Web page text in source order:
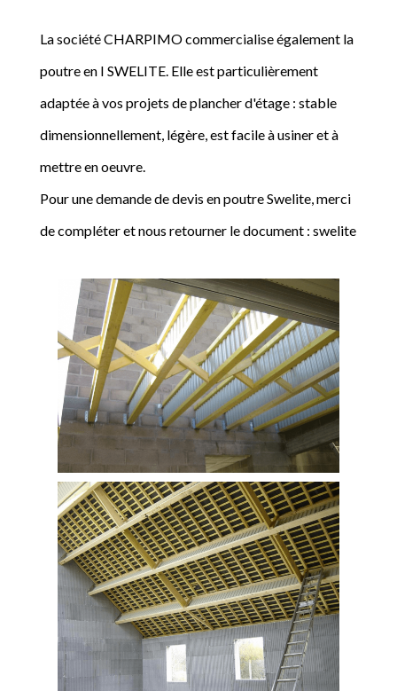
La société CHARPIMO commercialise également la
poutre en I SWELITE. Elle est particulièrement
adaptée à vos projets de plancher d'étage : stable
dimensionnellement, légère, est facile à usiner et à
mettre en oeuvre.
Pour une demande de devis en poutre Swelite, merci
de compléter et nous retourner le document : swelite